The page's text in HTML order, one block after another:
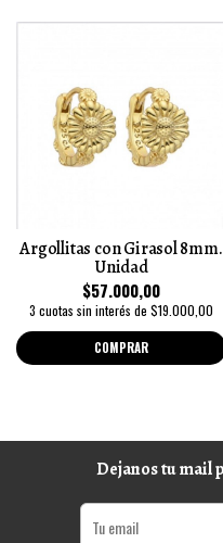
Argollitas con Girasol 8mm.
Unidad
$57.000,00
3 cuotas sin interés de $19.000,00
COMPRAR
Dejanos tu mail